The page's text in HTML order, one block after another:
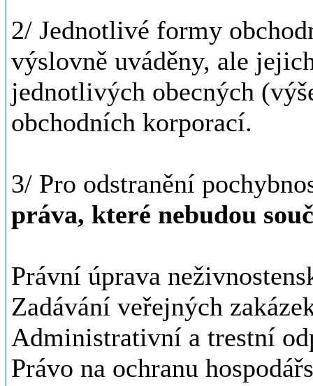
2/ Jednotlivé formy
výslovně uváděny, ale
jednotlivých obecných
obchodních korporací.
3/ Pro odstranění
práva, které nebudou
Právní úprava
Zadávání veřejných
Administrativní a trestní
Právo na ochranu